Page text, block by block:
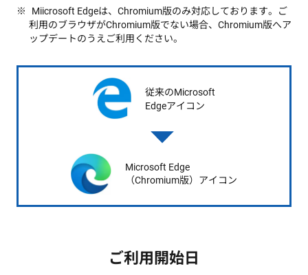
Miicrosoft Edgeは、Chromium版のみ対応しております。ご
利用のブラウザがChromium版でない場合、Chromium版へア
ップデートのうえご利用ください。
従来のMicrosoft
Edgeアイコン
Microsoft Edge
（Chromium版）アイコン
ご利用開始日